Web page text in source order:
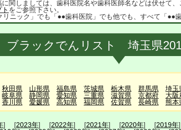
関しましては、歯科医院名や歯科医師名などは伏せて、
をご参照下さい。
ニック」でも「●●歯科医院」でも他でも、すべて「●●
ブラックでんリスト 埼玉県
秋田県 山形県 福島県 茨城県 栃木県 群馬県 埼玉
岐阜県 静岡県 愛知県 三重県 滋賀県 京都府 大阪
香川県 愛媛県 高知県 福岡県 佐賀県 長崎県 熊本
] [2023年] [2022年] [2021年] [2020年] [2019年